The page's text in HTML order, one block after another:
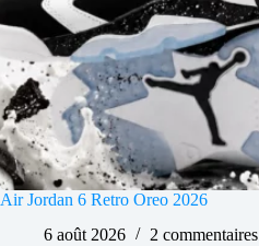
Air Jordan 6 Retro Oreo 2026
6 août 2026
2 commentaires